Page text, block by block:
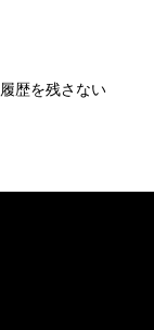
履歴を残さない